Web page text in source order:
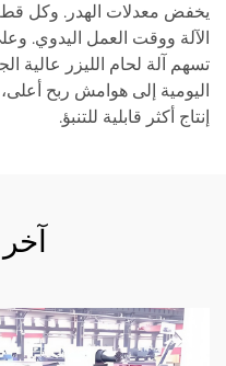
يخفض معدلات الهدر. وكل
الآلة ووقت العمل اليدوي.
تسهم آلة لحام الليزر عالية
اليومية إلى هوامش ربح
إنتاج أكثر قابلية للتنبؤ.
آخر